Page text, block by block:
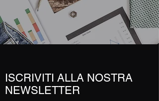
ISCRIVITI ALLA NOSTRA
NEWSLETTER